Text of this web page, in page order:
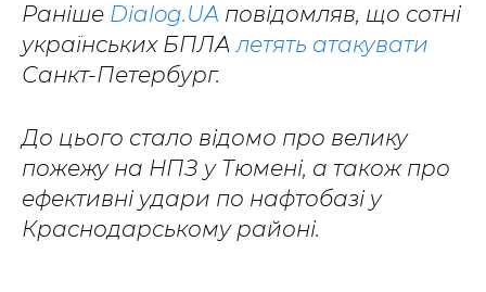
Раніше Dialog.UA повідомляв, що сотні
українських БПЛАлетять атакувати
Санкт-Петербург.
До цього стало відомо про велику
пожежу на НПЗ у Тюмені, а також про
ефективні удари по нафтобазі у
Краснодарському районі.